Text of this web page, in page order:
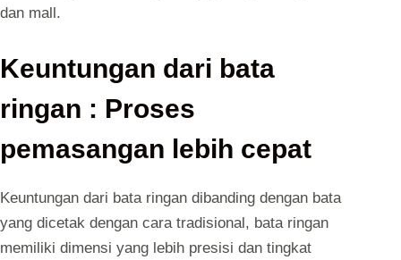
dan mall.
Keuntungan dari bata
ringan : Proses
pemasangan lebih cepat
Keuntungan dari bata ringan dibanding dengan bata
yang dicetak dengan cara tradisional, bata ringan
memiliki dimensi yang lebih presisi dan tingkat